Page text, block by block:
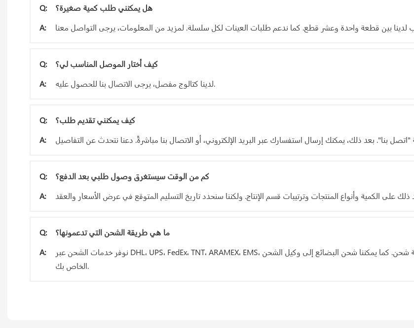
Q:
هل يمكنني طلب كمية صغيرة؟
A:
Q:
كيف أختار الموصل المناسب لي؟
A:
لدينا كتالوج مفصل، يرجى الاتصال بنا للحصول عليه.
Q:
كيف يمكنني تقديم طلب؟
A:
Q:
كم من الوقت سيستغرق وصول طلبي بعد الدفع؟
A:
Q:
ما هي طريقة الشحن التي تدعمونها؟
A:
نوفر خدمات الشحن عبر DHL، UPS، FedEx، TNT، ARAMEX، EMS، بالإضافة إلى الشحن البحري والجوي. سنختار لك أسرع وأرخص طريقة شحن. كما يمكننا شحن البضائع إلى وكيل الشحن
الخاص بك.